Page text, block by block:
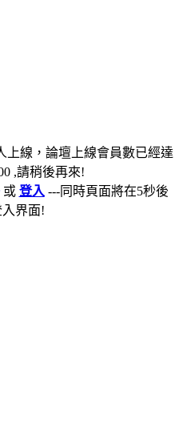
上線，論壇上線會員數已經達
,請稍後再來!
或 登入 ---同時頁面將在5秒後
界面!